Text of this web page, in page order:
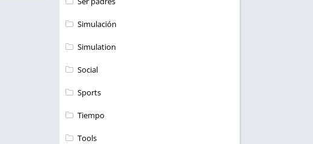
Simulación
Simulation
Social
Sports
Tiempo
Tools